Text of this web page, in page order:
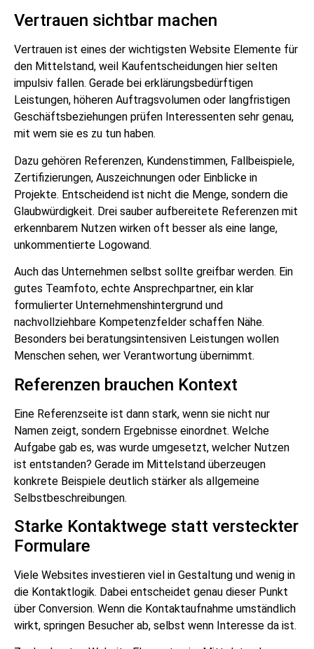
Vertrauen sichtbar machen
Vertrauen ist eines der wichtigsten Website Elemente für
den Mittelstand, weil Kaufentscheidungen hier selten
impulsiv fallen. Gerade bei erklärungsbedürftigen
Leistungen, höheren Auftragsvolumen oder langfristigen
Geschäftsbeziehungen prüfen Interessenten sehr genau,
mit wem sie es zu tun haben.
Dazu gehören Referenzen, Kundenstimmen, Fallbeispiele,
Zertifizierungen, Auszeichnungen oder Einblicke in
Projekte. Entscheidend ist nicht die Menge, sondern die
Glaubwürdigkeit. Drei sauber aufbereitete Referenzen mit
erkennbarem Nutzen wirken oft besser als eine lange,
unkommentierte Logowand.
Auch das Unternehmen selbst sollte greifbar werden. Ein
gutes Teamfoto, echte Ansprechpartner, ein klar
formulierter Unternehmenshintergrund und
nachvollziehbare Kompetenzfelder schaffen Nähe.
Besonders bei beratungsintensiven Leistungen wollen
Menschen sehen, wer Verantwortung übernimmt.
Referenzen brauchen Kontext
Eine Referenzseite ist dann stark, wenn sie nicht nur
Namen zeigt, sondern Ergebnisse einordnet. Welche
Aufgabe gab es, was wurde umgesetzt, welcher Nutzen
ist entstanden? Gerade im Mittelstand überzeugen
konkrete Beispiele deutlich stärker als allgemeine
Selbstbeschreibungen.
Starke Kontaktwege statt versteckter
Formulare
Viele Websites investieren viel in Gestaltung und wenig in
die Kontaktlogik. Dabei entscheidet genau dieser Punkt
über Conversion. Wenn die Kontaktaufnahme umständlich
wirkt, springen Besucher ab, selbst wenn Interesse da ist.